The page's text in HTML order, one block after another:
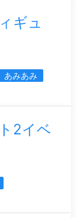
ギュ
あみあみ
2イベ